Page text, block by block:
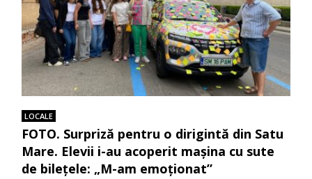
LOCALE
FOTO. Surpriză pentru o dirigintă din Satu
Mare. Elevii i-au acoperit mașina cu sute
de bilețele: „M-am emoționat”